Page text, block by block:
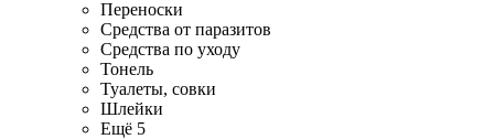
Переноски
Средства от паразитов
Средства по уходу
Тонель
Туалеты, совки
Шлейки
Ещё 5